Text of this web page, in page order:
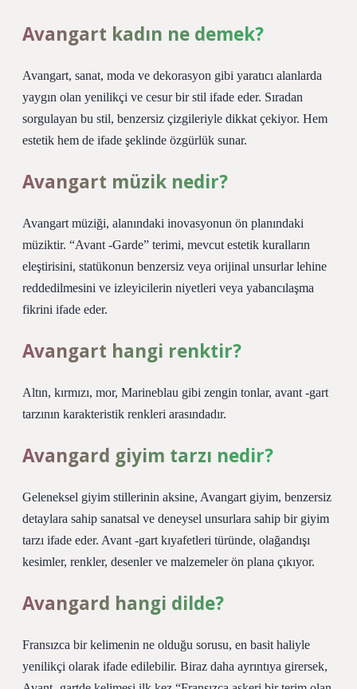
Avangart kadın ne demek?
Avangart, sanat, moda ve dekorasyon gibi yaratıcı alanlarda
yaygın olan yenilikçi ve cesur bir stil ifade eder. Sıradan
sorgulayan bu stil, benzersiz çizgileriyle dikkat çekiyor. Hem
estetik hem de ifade şeklinde özgürlük sunar.
Avangart müzik nedir?
Avangart müziği, alanındaki inovasyonun ön planındaki
müziktir. “Avant -Garde” terimi, mevcut estetik kuralların
eleştirisini, statükonun benzersiz veya orijinal unsurlar lehine
reddedilmesini ve izleyicilerin niyetleri veya yabancılaşma
fikrini ifade eder.
Avangart hangi renktir?
Altın, kırmızı, mor, Marineblau gibi zengin tonlar, avant -gart
tarzının karakteristik renkleri arasındadır.
Avangard giyim tarzı nedir?
Geleneksel giyim stillerinin aksine, Avangart giyim, benzersiz
detaylara sahip sanatsal ve deneysel unsurlara sahip bir giyim
tarzı ifade eder. Avant -gart kıyafetleri türünde, olağandışı
kesimler, renkler, desenler ve malzemeler ön plana çıkıyor.
Avangard hangi dilde?
Fransızca bir kelimenin ne olduğu sorusu, en basit haliyle
yenilikçi olarak ifade edilebilir. Biraz daha ayrıntıya girersek,